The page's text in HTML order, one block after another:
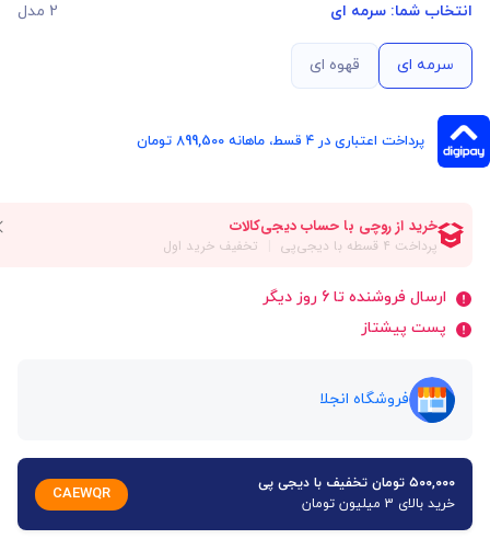
انتخاب شما: سرمه ای 2 مدل
سرمه ای قهوه ای
پرداخت اعتباری در ۴ قسط، ماهانه 899,500 تومان
ارسال فروشنده تا 6 روز دیگر
پست پیشتاز
فروشگاه انجلا
۵۰۰,۰۰۰ تومان تخفیف با دیجی پی
خرید بالای 3 میلیون تومان
CAEWQR